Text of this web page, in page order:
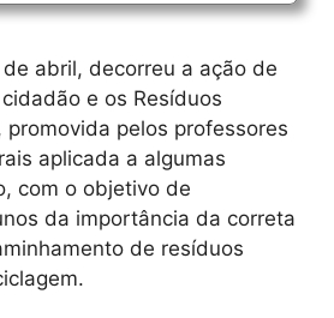
abril, decorreu a ação de
e os Resíduos
promovida pelos professores
aplicada a algumas
com o objetivo de
da importância da correta
de resíduos